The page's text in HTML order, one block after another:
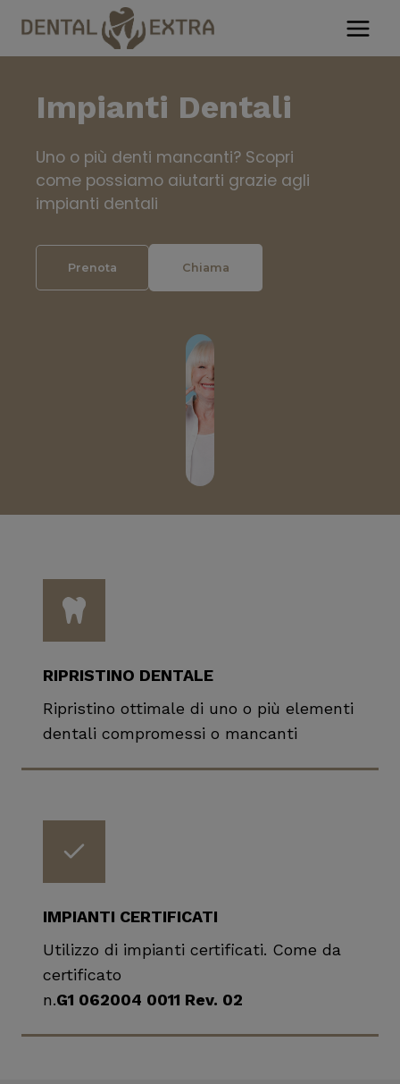
contenuto
Impianti Dentali
Uno o più denti mancanti? Scopri
come possiamo aiutarti grazie agli
impianti dentali
Prenota Chiama
RIPRISTINO DENTALE
Ripristino ottimale di uno o più elementi
dentali compromessi o mancanti
IMPIANTI CERTIFICATI
Utilizzo di impianti certificati. Come da
certificato
n.G1 062004 0011 Rev. 02